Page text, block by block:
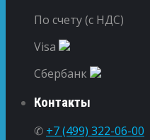
По счету (с НДС)
Visa
Сбербанк
Контакты
✆ +7 (499) 322-06-00